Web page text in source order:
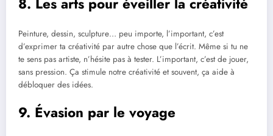
Peinture, dessin, sculpture… peu importe, l’important, c’est
d’exprimer ta créativité par autre chose que l’écrit. Même si tu ne
te sens pas artiste, n’hésite pas à tester. L’important, c’est de jouer,
sans pression. Ça stimule notre créativité et souvent, ça aide à
débloquer des idées.
9. Évasion par le voyage